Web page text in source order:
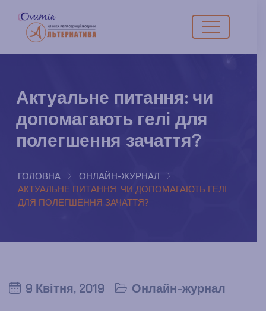
Актуальне питання: чи
допомагають гелі для
полегшення зачаття?
ГОЛОВНА
ОНЛАЙН-ЖУРНАЛ
АКТУАЛЬНЕ ПИТАННЯ: ЧИ ДОПОМАГАЮТЬ ГЕЛІ
ДЛЯ ПОЛЕГШЕННЯ ЗАЧАТТЯ?
9 Квітня, 2019 Онлайн-журнал